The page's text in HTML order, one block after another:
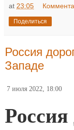
at 23:05
Поделиться
Россия
Западе
7 июля 2022, 18:00
Россия